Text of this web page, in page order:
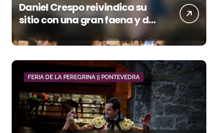
Daniel Crespo reivindica su
sitio con una gran faena y dos
orejas
FERIA DE LA PEREGRINA || PONTEVEDRA